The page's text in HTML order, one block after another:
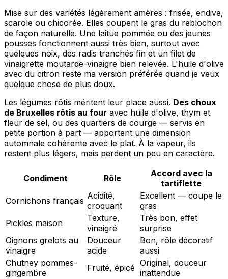
Mise sur des variétés légèrement amères : frisée, endive,
scarole ou chicorée. Elles coupent le gras du reblochon
de façon naturelle. Une laitue pommée ou des jeunes
pousses fonctionnent aussi très bien, surtout avec
quelques noix, des radis tranchés fin et un filet de
vinaigrette moutarde-vinaigre bien relevée. L'huile d'olive
avec du citron reste ma version préférée quand je veux
quelque chose de plus doux.
Les légumes rôtis méritent leur place aussi. Des choux
de Bruxelles rôtis au four avec huile d'olive, thym et
fleur de sel, ou des quartiers de courge — servis en
petite portion à part — apportent une dimension
automnale cohérente avec le plat. À la vapeur, ils
restent plus légers, mais perdent un peu en caractère.
Condiment Rôle
Accord avec la
tartiflette
Cornichons français Acidité,
croquant
Excellent — coupe le
gras
Pickles maison
Texture,
vinaigré
Très bon, effet
surprise
Oignons grelots au
vinaigre
Douceur
acide
Bon, rôle décoratif
aussi
Chutney pommes-
gingembre
Fruité, épicé Original, douceur
inattendue